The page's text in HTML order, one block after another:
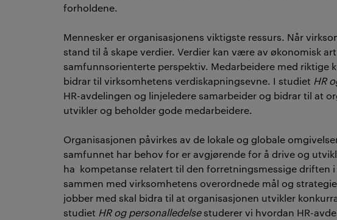
forholdene.
Mennesker er organisasjonens viktigste ressurs. Når
stand til å skape verdier. Verdier kan være av økonomisk
samfunnsorienterte perspektiv. Medarbeidere med riktige
bidrar til virksomhetens verdiskapningsevne. I studiet HR
HR-avdelingen og linjeledere samarbeider og bidrar til at
utvikler og beholder gode medarbeidere.
Organisasjonen påvirkes av de lokale og globale
samfunnet har behov for er avgjørende for å drive og
ha kompetanse relatert til den forretningsmessige driften
sammen med virksomhetens overordnede mål og
jobber med skal bidra til at organisasjonen utvikler
studiet HR og personalledelsestuderer vi hvordan HR-